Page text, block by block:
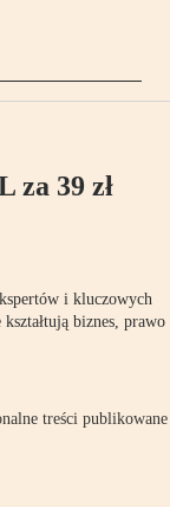
za 39 zł
i kluczowych
biznes, prawo
treści publikowane